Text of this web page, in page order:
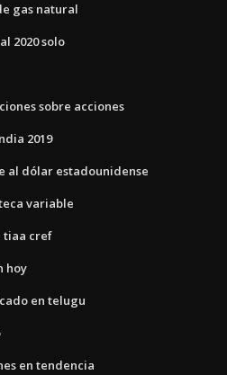
gas natural
2020 solo
sobre acciones
2019
al dólar estadounidense
variable
tiaa cref
hoy
en telugu
en tendencia